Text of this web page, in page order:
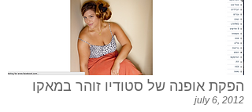
הפקת אופנה של סטודיו זוהר במאקו
july 6, 2012